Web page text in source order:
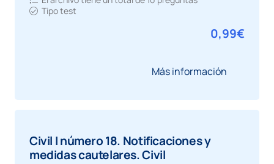
Tipo test
0,99€
Más información
Civil I número 18. Notificaciones y
medidas cautelares. Civil